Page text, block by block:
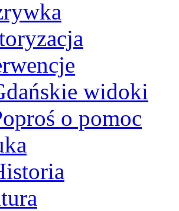
widoki
o pomoc